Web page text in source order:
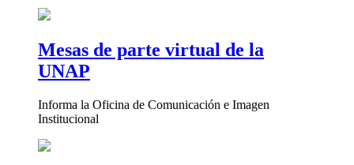
Mesas de parte virtual de la
UNAP
Informa la Oficina de Comunicación e Imagen
Institucional